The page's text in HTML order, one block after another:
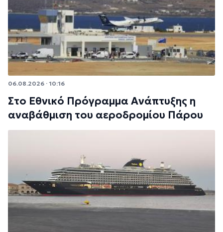
06.08.2026 · 10:16
Στο Εθνικό Πρόγραμμα Ανάπτυξης η
αναβάθμιση του αεροδρομίου Πάρου